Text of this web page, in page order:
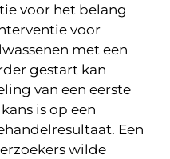
voor het belang
voor
met een
gestart kan
van een eerste
is op een
Een
wilde